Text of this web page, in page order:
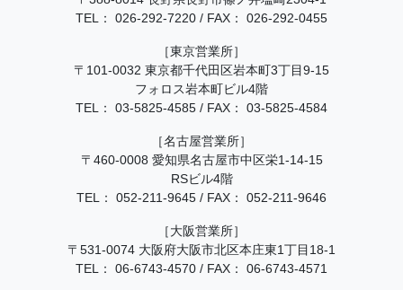
TEL： 026-292-7220 / FAX： 026-292-0455
［東京営業所］
〒101-0032 東京都千代田区岩本町3丁目9-15
フォロス岩本町ビル4階
TEL： 03-5825-4585 / FAX： 03-5825-4584
［名古屋営業所］
〒460-0008 愛知県名古屋市中区栄1-14-15
RSビル4階
TEL： 052-211-9645 / FAX： 052-211-9646
［大阪営業所］
〒531-0074 大阪府大阪市北区本庄東1丁目18-1
TEL： 06-6743-4570 / FAX： 06-6743-4571